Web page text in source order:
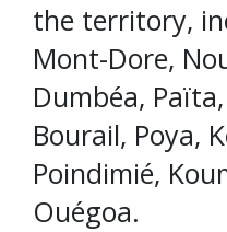
the territory,
Mont-Dore,
Dumbéa,
Bourail, Poya,
Poindimié,
Ouégoa.